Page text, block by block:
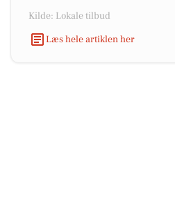
Kilde: Lokale tilbud
Læs hele artiklen her